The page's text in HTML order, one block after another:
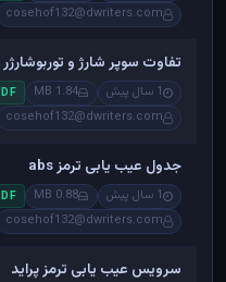
cosehof132@dwriters.com
تفاوت سوپر شارژ و توربوشارژر
1 سال پیش 1.84 MB
cosehof132@dwriters.com
جدول عیب یابی ترمز abs
1 سال پیش 0.88 MB
cosehof132@dwriters.com
سرویس عیب یابی ترمز پراید